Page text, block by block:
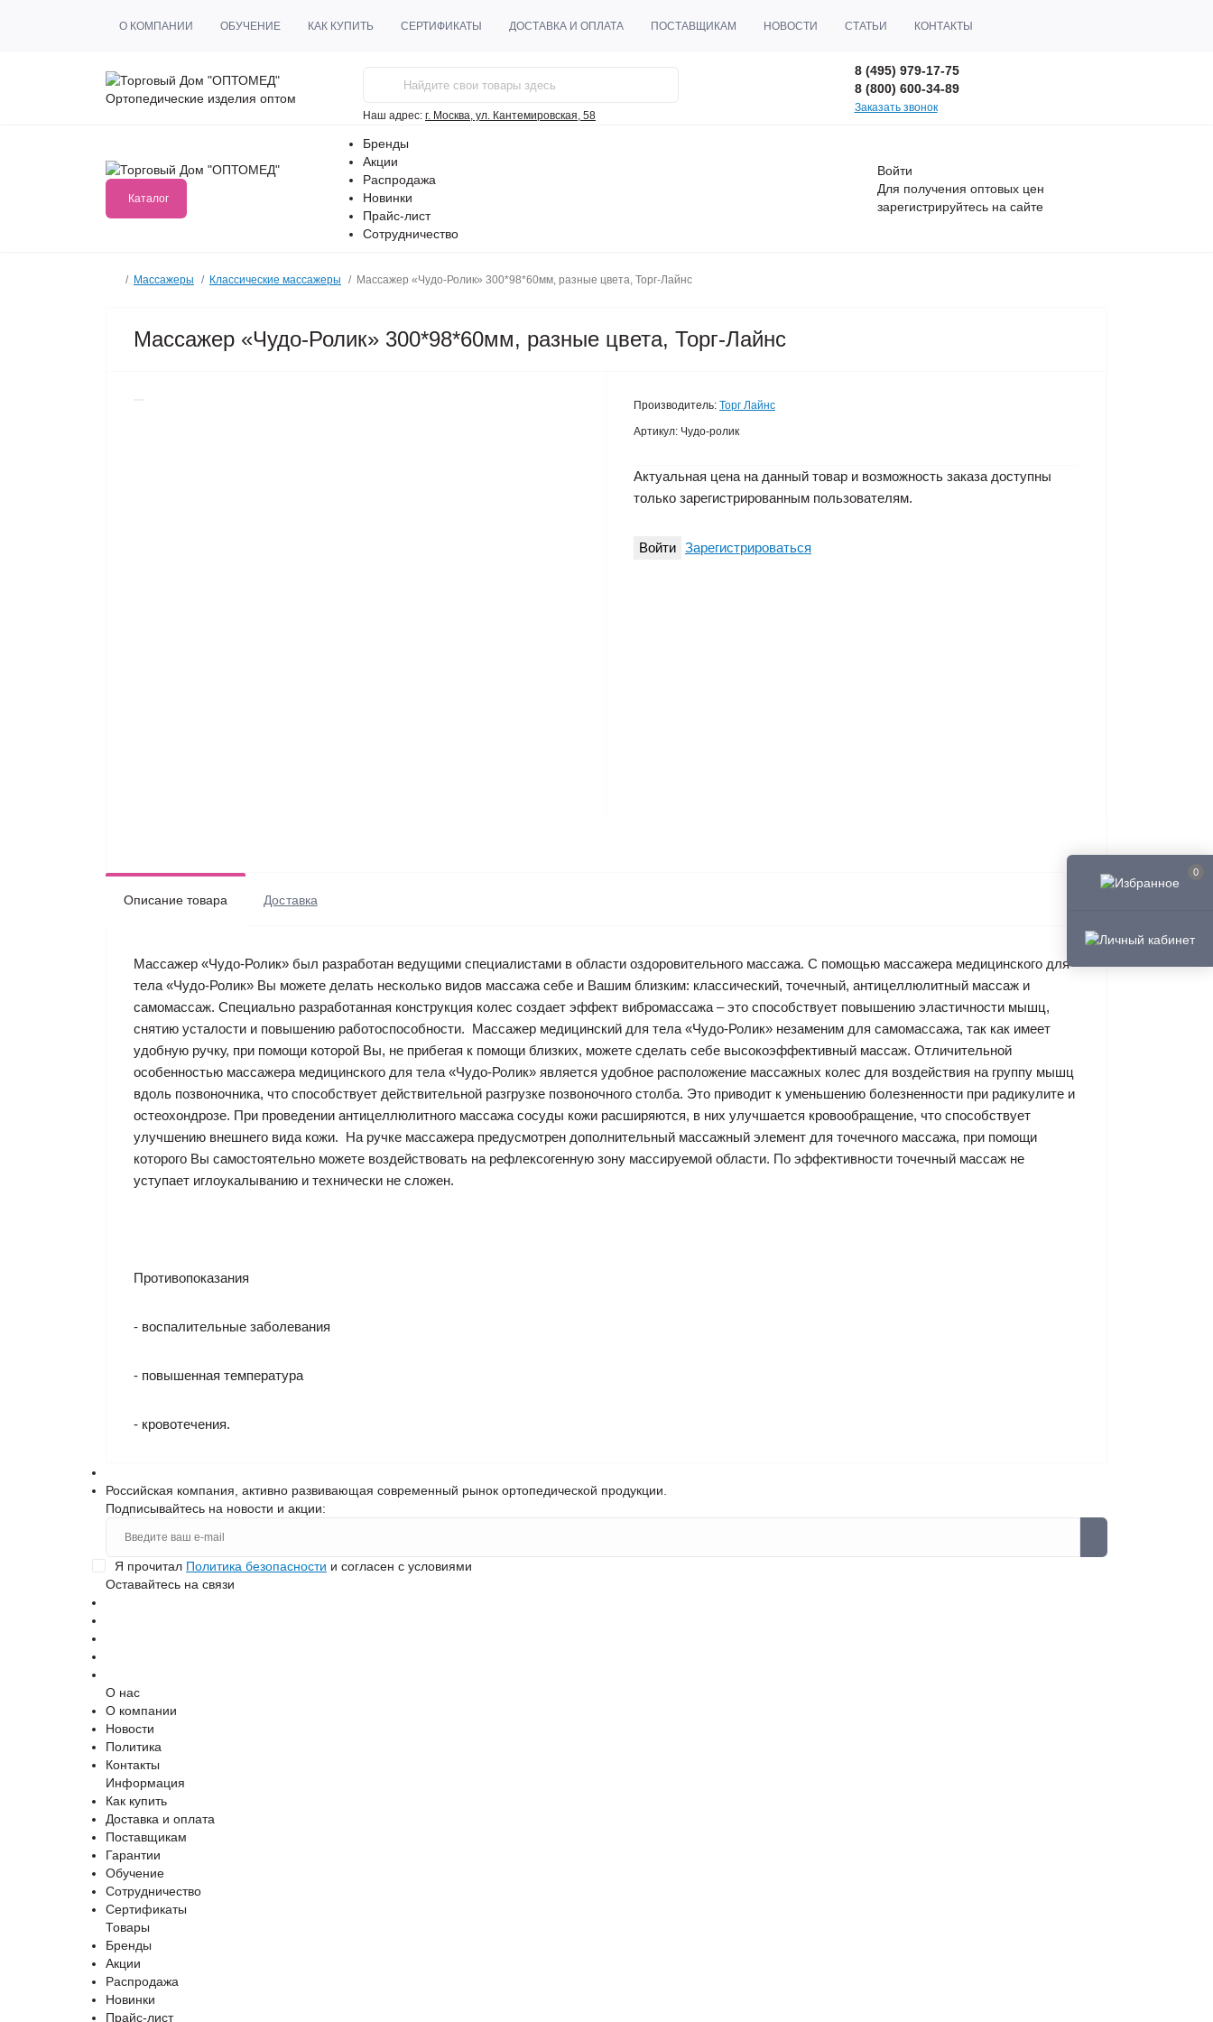
0
О КОМПАНИИ ОБУЧЕНИЕ КАК КУПИТЬ СЕРТИФИКАТЫ ДОСТАВКА И ОПЛАТА ПОСТАВЩИКАМ НОВОСТИ СТАТЬИ КОНТАКТЫ
Ортопедические изделия оптом
Наш адрес: г. Москва, ул. Кантемировская, 58
8 (495) 979-17-75
8 (800) 600-34-89
Заказать звонок
Каталог
Бренды
Акции
Распродажа
Новинки
Прайс-лист
Сотрудничество
Войти
Для получения оптовых цен
зарегистрируйтесь на сайте
Массажеры Классические массажеры Массажер «Чудо-Ролик» 300*98*60мм, разные цвета, Торг-Лайнс
Массажер «Чудо-Ролик» 300*98*60мм, разные цвета, Торг-Лайнс
Производитель: Торг Лайнс
Артикул: Чудо-ролик
Актуальная цена на данный товар и возможность заказа доступны
только зарегистрированным пользователям.
Войти Зарегистрироваться
Описание товара Доставка
Массажер «Чудо-Ролик» был разработан ведущими специалистами в области оздоровительного массажа. С помощью массажера медицинского для
тела «Чудо-Ролик» Вы можете делать несколько видов массажа себе и Вашим близким: классический, точечный, антицеллюлитный массаж и
самомассаж. Специально разработанная конструкция колес создает эффект вибромассажа – это способствует повышению эластичности мышц,
снятию усталости и повышению работоспособности. Массажер медицинский для тела «Чудо-Ролик» незаменим для самомассажа, так как имеет
удобную ручку, при помощи которой Вы, не прибегая к помощи близких, можете сделать себе высокоэффективный массаж. Отличительной
особенностью массажера медицинского для тела «Чудо-Ролик» является удобное расположение массажных колес для воздействия на группу мышц
вдоль позвоночника, что способствует действительной разгрузке позвоночного столба. Это приводит к уменьшению болезненности при радикулите и
остеохондрозе. При проведении антицеллюлитного массажа сосуды кожи расширяются, в них улучшается кровообращение, что способствует
улучшению внешнего вида кожи. На ручке массажера предусмотрен дополнительный массажный элемент для точечного массажа, при помощи
которого Вы самостоятельно можете воздействовать на рефлексогенную зону массируемой области. По эффективности точечный массаж не
уступает иглоукалыванию и технически не сложен.
Противопоказания
- воспалительные заболевания
- повышенная температура
- кровотечения.
Российская компания, активно развивающая современный рынок ортопедической продукции.
Подписывайтесь на новости и акции:
Я прочитал Политика безопасности и согласен с условиями
Оставайтесь на связи
О нас
О компании
Новости
Политика
Контакты
Информация
Как купить
Доставка и оплата
Поставщикам
Гарантии
Обучение
Сотрудничество
Сертификаты
Товары
Бренды
Акции
Распродажа
Новинки
Прайс-лист